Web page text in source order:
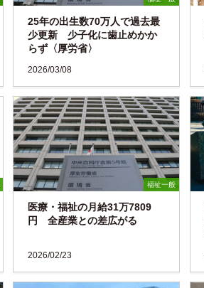
25年の出生数70万人で過去最
少更新 少子化に歯止めかか
らず〈厚労省〉
2026/03/08
福祉一般
医療・福祉の月給31万7809
円 全産業との差広がる
2026/02/23